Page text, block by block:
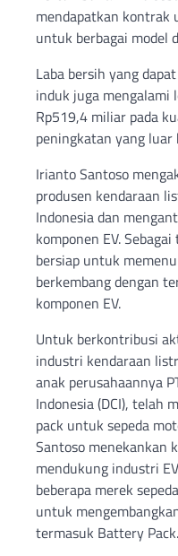
mendapatkan kontrak
untuk berbagai model
Laba bersih yang
induk juga mengalami
Rp519,4 miliar pada
peningkatan yang luar
Irianto Santoso
produsen kendaraan
Indonesia dan
komponen EV.
bersiap untuk
berkembang dengan
komponen EV.
Untuk berkontribusi
industri kendaraan
anak perusahaannya
Indonesia (DCI), telah
pack untuk sepeda
Santoso menekankan
mendukung industri
beberapa merek
untuk
termasuk Battery Pack.